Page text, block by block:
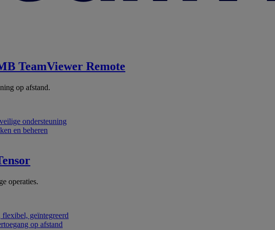
TeamViewer Remote
op afstand.
ondersteuning
en beheren
operaties.
geïntegreerd
op afstand